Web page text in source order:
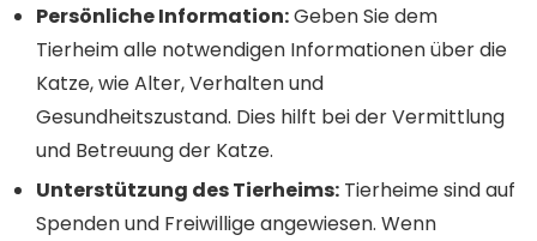
Persönliche Information:Geben Sie dem
Tierheim alle notwendigen Informationen über die
Katze, wie Alter, Verhalten und
Gesundheitszustand. Dies hilft bei der Vermittlung
und Betreuung der Katze.
Unterstützung des Tierheims: Tierheime sind auf
Spenden und Freiwillige angewiesen. Wenn